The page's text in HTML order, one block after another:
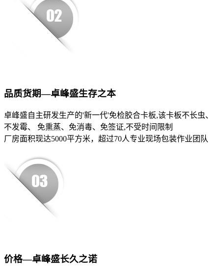
品质货期—卓峰盛生存之本
卓峰盛自主研发生产的'新一代'免检胶合卡板,该卡板不长虫、
不发霉、 免熏蒸、免消毒、免签证,不受时间限制
厂房面积现达5000平方米，超过70人专业现场包装作业团队
价格—卓峰盛长久之诺